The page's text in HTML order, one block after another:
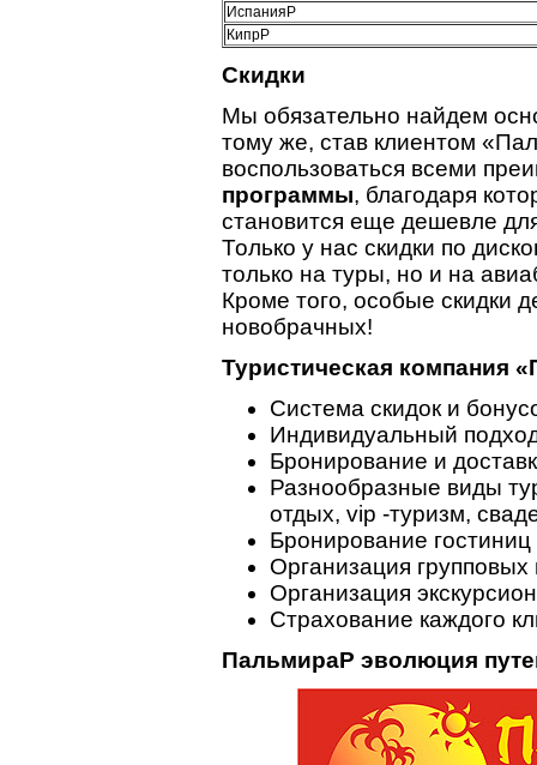
ИспанияP
КипрP
Скидки
Мы обязательно найдем
тому же, став клиентом
воспользоваться всеми
программы, благодаря
становится еще дешевле
Только у нас скидки по
только на туры, но и на
Кроме того, особые скидки
новобрачных!
Туристическая компания
Система скидок и
Индивидуальный
Бронирование и
Разнообразные виды
отдых, vip -туризм,
Бронирование
Организация групповых
Организация
Страхование каждого
ПальмираP эволюция